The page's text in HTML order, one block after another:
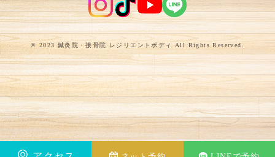
© 2023 鍼灸院・接骨院 レジリエントボディ All Rights Reserved.